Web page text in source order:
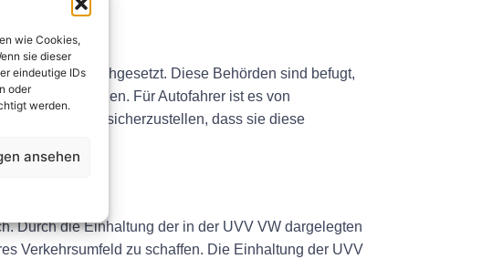
wie Cookies,
sie dieser
eindeutige IDs
oder
werden.
ansehen
durchgesetzt. Diese Behörden sind befugt,
auszusetzen. Für Autofahrer ist es von
ergreifen, um sicherzustellen, dass sie diese
Durch die Einhaltung der in der UVV VW dargelegten
Verkehrsumfeld zu schaffen. Die Einhaltung der UVV